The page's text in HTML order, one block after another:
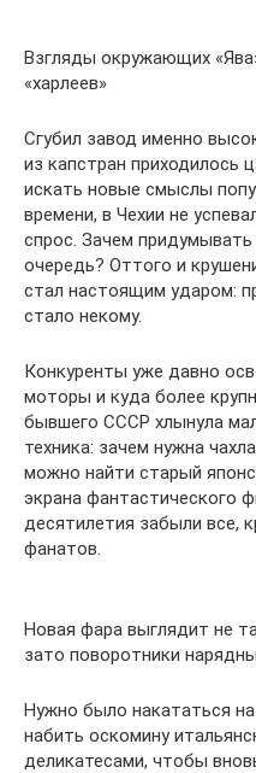
Взгляды окружающих
«харлеев»
Сгубил завод именно
из капстран приходилось
искать новые смыслы
времени, в Чехии не
спрос. Зачем
очередь? Оттого и
стал настоящим ударом:
стало некому.
Конкуренты уже давно
моторы и куда более
бывшего СССР хлынула
техника: зачем нужна
можно найти старый
экрана фантастического
десятилетия забыли все,
фанатов.
Новая фара выглядит не
зато поворотники
Нужно было накататься
набить оскомину
деликатесами, чтобы